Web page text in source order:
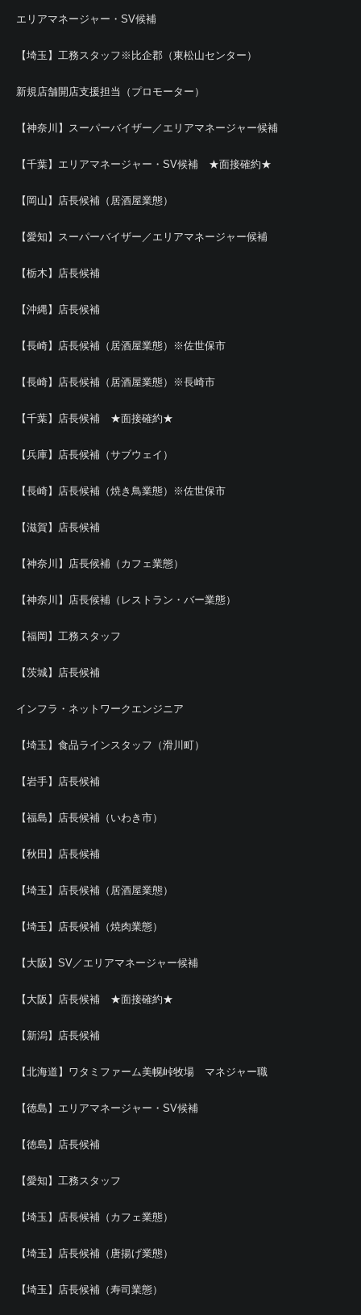
エリアマネージャー・SV候補
【埼玉】工務スタッフ※比企郡（東松山センター）
新規店舗開店支援担当（プロモーター）
【神奈川】スーパーバイザー／エリアマネージャー候補
【千葉】エリアマネージャー・SV候補 ★面接確約★
【岡山】店長候補（居酒屋業態）
【愛知】スーパーバイザー／エリアマネージャー候補
【栃木】店長候補
【沖縄】店長候補
【長崎】店長候補（居酒屋業態）※佐世保市
【長崎】店長候補（居酒屋業態）※長崎市
【千葉】店長候補 ★面接確約★
【兵庫】店長候補（サブウェイ）
【長崎】店長候補（焼き鳥業態）※佐世保市
【滋賀】店長候補
【神奈川】店長候補（カフェ業態）
【神奈川】店長候補（レストラン・バー業態）
【福岡】工務スタッフ
【茨城】店長候補
インフラ・ネットワークエンジニア
【埼玉】食品ラインスタッフ（滑川町）
【岩手】店長候補
【福島】店長候補（いわき市）
【秋田】店長候補
【埼玉】店長候補（居酒屋業態）
【埼玉】店長候補（焼肉業態）
【大阪】SV／エリアマネージャー候補
【大阪】店長候補 ★面接確約★
【新潟】店長候補
【北海道】ワタミファーム美幌峠牧場 マネジャー職
【徳島】エリアマネージャー・SV候補
【徳島】店長候補
【愛知】工務スタッフ
【埼玉】店長候補（カフェ業態）
【埼玉】店長候補（唐揚げ業態）
【埼玉】店長候補（寿司業態）